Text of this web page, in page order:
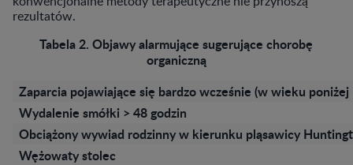
rezultatów.
Tabela 2. Objawy alarmujące sugerujące chorobę
organiczną
Zaparcia pojawiające się bardzo wcześnie (w wieku poniżej
Wydalenie smółki > 48 godzin
Obciążony wywiad rodzinny w kierunku pląsawicy
Wężowaty stolec